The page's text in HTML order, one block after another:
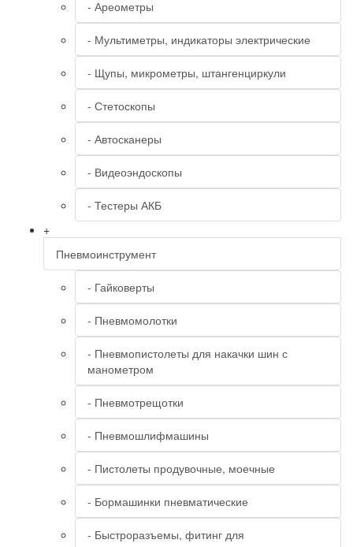
- Ареометры
- Мультиметры, индикаторы электрические
- Щупы, микрометры, штангенциркули
- Стетоскопы
- Автосканеры
- Видеоэндоскопы
- Тестеры АКБ
+
Пневмоинструмент
- Гайковерты
- Пневмомолотки
- Пневмопистолеты для накачки шин с
манометром
- Пневмотрещотки
- Пневмошлифмашины
- Пистолеты продувочные, моечные
- Бормашинки пневматические
- Быстроразъемы, фитинг для